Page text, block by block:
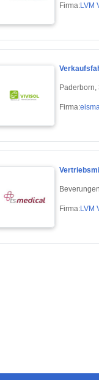
Firma:LVM
Paderborn,
Firma:
Firma:LVM